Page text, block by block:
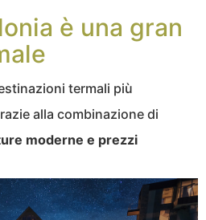
è una gran
termali più
alla combinazione di
moderne e prezzi